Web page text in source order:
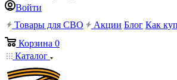
Войти
Товары для СВО
Акции Блог Как
Корзина 0
Каталог